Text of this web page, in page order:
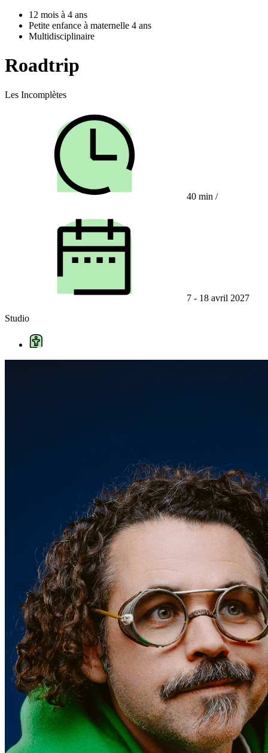
12 mois à 4 ans
Petite enfance à maternelle 4 ans
Multidisciplinaire
Roadtrip
Les Incomplètes
40 min /
7 - 18 avril 2027
Studio